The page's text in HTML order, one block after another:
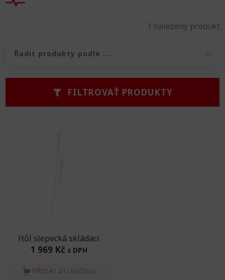
1 nalezený produkt
Řazení produktů
FILTROVAŤ PRODUKTY
Hůl slepecká skládací
1 969 Kč s DPH
PŘIDAT DO KOŠÍKU